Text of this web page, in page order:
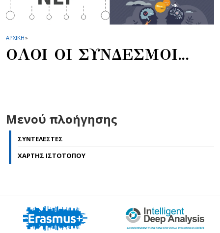
ΑΡΧΙΚΗ»
ΟΛΟΙ ΟΙ ΣΥΝΔΕΣΜΟΙ...
Μενού πλοήγησης
ΣΥΝΤΕΛΕΣΤΕΣ
ΧΑΡΤΗΣ ΙΣΤΟΤΟΠΟΥ